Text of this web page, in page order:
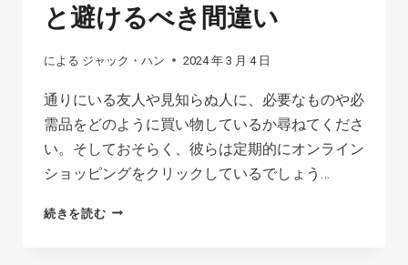
と避けるべき間違い
による ジャック・ハン 2024 年 3 月 4 日
通りにいる友人や見知らぬ人に、必要なものや必
需品をどのように買い物しているか尋ねてくださ
い。そしておそらく、彼らは定期的にオンライン
ショッピングをクリックしているでしょう…
続きを読むオ